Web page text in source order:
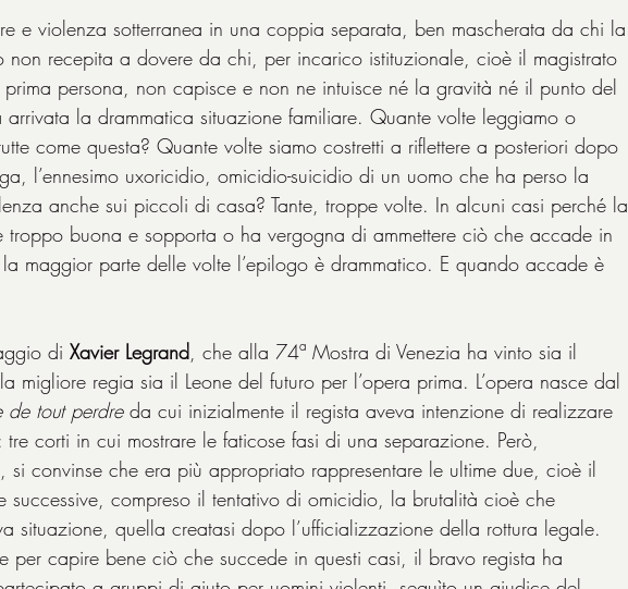
e violenza sotterranea in una coppia separata, ben mascherata da chi la
non recepita a dovere da chi, per incarico istituzionale, cioè il magistrato
persona, non capisce e non ne intuisce né la gravità né il punto del
la drammatica situazione familiare. Quante volte leggiamo o
come questa? Quante volte siamo costretti a riflettere a posteriori dopo
l’ennesimo uxoricidio, omicidio-suicidio di un uomo che ha perso la
anche sui piccoli di casa? Tante, troppe volte. In alcuni casi perché la
troppo buona e sopporta o ha vergogna di ammettere ciò che accade in
maggior parte delle volte l’epilogo è drammatico. E quando accade è
di Xavier Legrand, che alla 74ª Mostra di Venezia ha vinto sia il
migliore regia sia il Leone del futuro per l’opera prima. L’opera nasce dal
de tout perdre da cui inizialmente il regista aveva intenzione di realizzare
corti in cui mostrare le faticose fasi di una separazione. Però,
si convinse che era più appropriato rappresentare le ultime due, cioè il
successive, compreso il tentativo di omicidio, la brutalità cioè che
situazione, quella creatasi dopo l’ufficializzazione della rottura legale.
per capire bene ciò che succede in questi casi, il bravo regista ha